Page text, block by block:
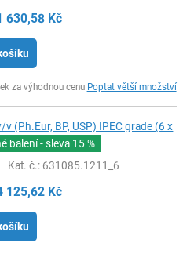
630,58 Kč
za výhodnou cenu Poptat větší množství
v (Ph.Eur, BP, USP) IPEC grade (6 x
balení - sleva 15 %
Kat. č.: 631085.1211_6
125,62 Kč